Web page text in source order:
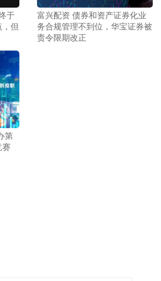
于
但
富兴配资 债券和资产证券化业
务合规管理不到位，华宝证券被
责令限期改正
第
赛